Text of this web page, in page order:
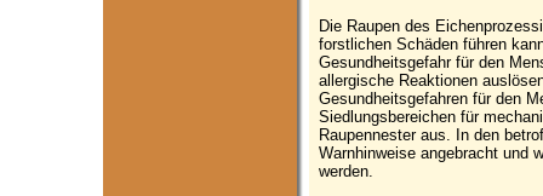
Die Raupen des
forstlichen Schäden führen
Gesundheitsgefahr für den
allergische Reaktionen
Gesundheitsgefahren für den
Siedlungsbereichen für
Raupennester aus. In den
Warnhinweise angebracht und
werden.